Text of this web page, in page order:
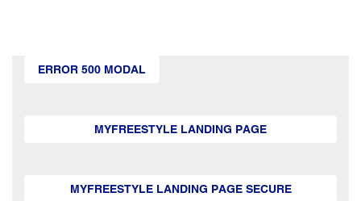
ERROR 500 MODAL
MYFREESTYLE LANDING PAGE
MYFREESTYLE LANDING PAGE SECURE